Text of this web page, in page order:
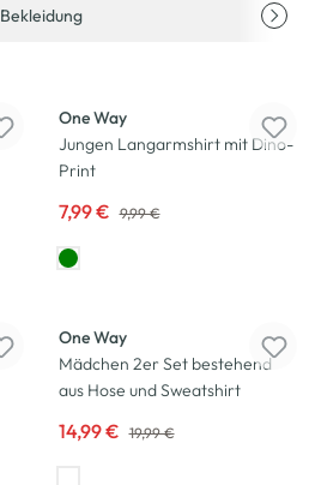
Bekleidung
One Way
Jungen Langarmshirt mit Dino-
Print
7,99 € 9,99 €
-25
One Way
Mädchen 2er Set bestehend
aus Hose und Sweatshirt
14,99 € 19,99 €